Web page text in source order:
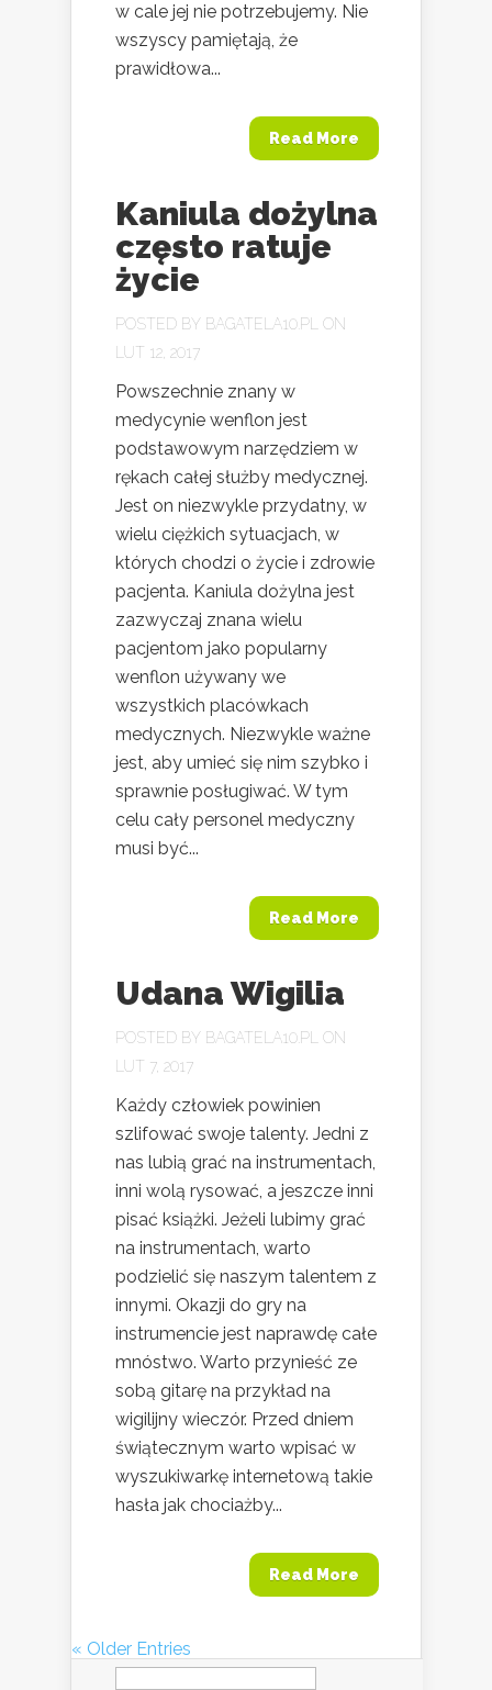
w cale jej nie potrzebujemy. Nie
wszyscy pamiętają, że
prawidłowa...
Read More
Kaniula dożylna
często ratuje
życie
POSTED BY BAGATELA10.PL ON
LUT 12, 2017
Powszechnie znany w
medycynie wenflon jest
podstawowym narzędziem w
rękach całej służby medycznej.
Jest on niezwykle przydatny, w
wielu ciężkich sytuacjach, w
których chodzi o życie i zdrowie
pacjenta. Kaniula dożylna jest
zazwyczaj znana wielu
pacjentom jako popularny
wenflon używany we
wszystkich placówkach
medycznych. Niezwykle ważne
jest, aby umieć się nim szybko i
sprawnie posługiwać. W tym
celu cały personel medyczny
musi być...
Read More
Udana Wigilia
POSTED BY BAGATELA10.PL ON
LUT 7, 2017
Każdy człowiek powinien
szlifować swoje talenty. Jedni z
nas lubią grać na instrumentach,
inni wolą rysować, a jeszcze inni
pisać książki. Jeżeli lubimy grać
na instrumentach, warto
podzielić się naszym talentem z
innymi. Okazji do gry na
instrumencie jest naprawdę całe
mnóstwo. Warto przynieść ze
sobą gitarę na przykład na
wigilijny wieczór. Przed dniem
świątecznym warto wpisać w
wyszukiwarkę internetową takie
hasła jak chociażby...
Read More
« Older Entries
Szukaj: